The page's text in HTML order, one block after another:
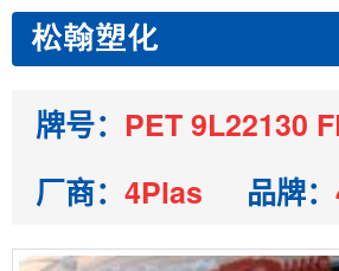
牌号： PET 9L22130
厂商： 4Plas 品牌：